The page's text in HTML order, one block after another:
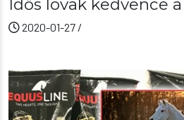
Idős lovak kedvence
2020-01-27 /